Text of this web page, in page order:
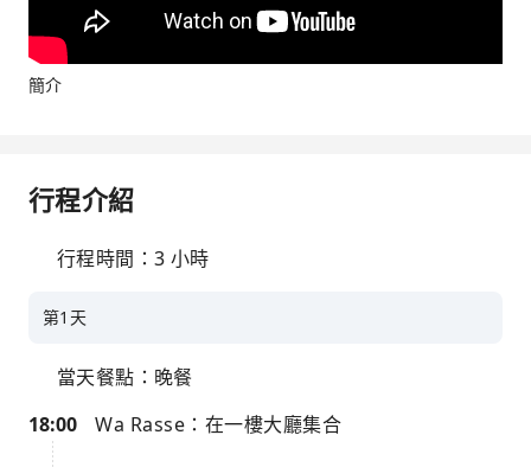
簡介
行程介紹
行程時間：3 小時
第1天
當天餐點：晚餐
18:00
Wa Rasse：在一樓大廳集合